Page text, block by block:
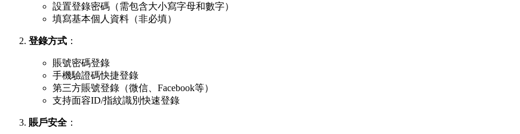
設置登錄密碼（需包含大小寫字母和數字）
填寫基本個人資料（非必填）
登錄方式 ：
賬號密碼登錄
手機驗證碼快捷登錄
第三方賬號登錄（微信、Facebook等）
支持面容ID/指紋識別快速登錄
賬戶安全 ：